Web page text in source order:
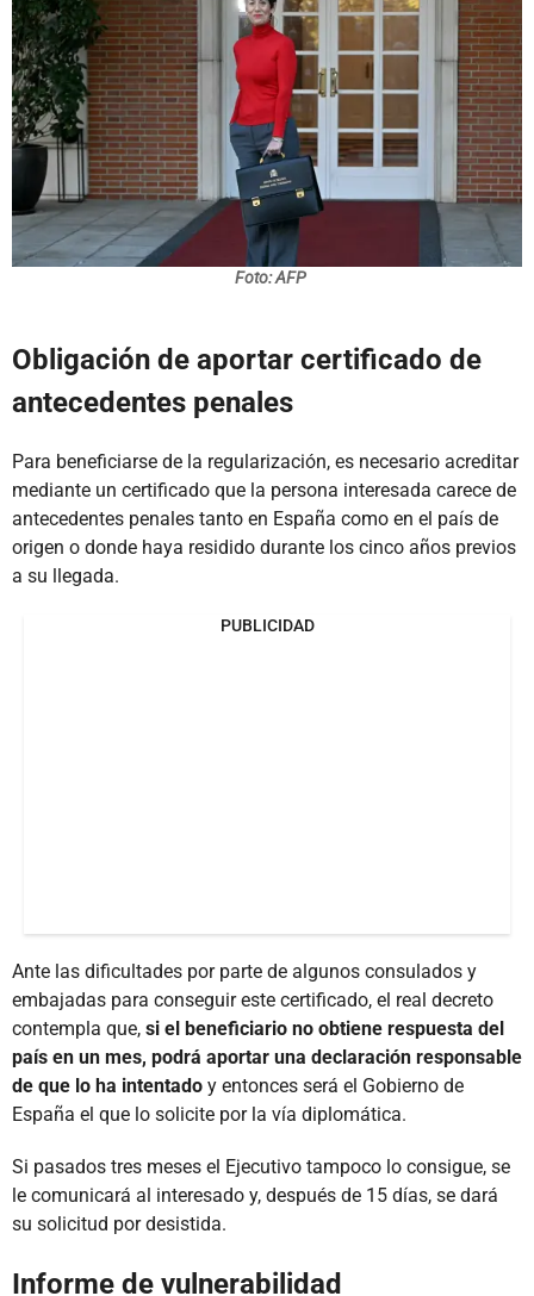
Foto: AFP
Obligación de aportar certificado de
antecedentes penales
Para beneficiarse de la regularización, es necesario acreditar
mediante un certificado que la persona interesada carece de
antecedentes penales tanto en España como en el país de
origen o donde haya residido durante los cinco años previos
a su llegada.
PUBLICIDAD
Ante las dificultades por parte de algunos consulados y
embajadas para conseguir este certificado, el real decreto
contempla que, si el beneficiario no obtiene respuesta del
país en un mes, podrá aportar una declaración responsable
de que lo ha intentado y entonces será el Gobierno de
España el que lo solicite por la vía diplomática.
Si pasados tres meses el Ejecutivo tampoco lo consigue, se
le comunicará al interesado y, después de 15 días, se dará
su solicitud por desistida.
Informe de vulnerabilidad